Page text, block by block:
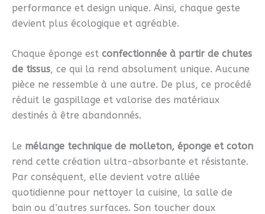
performance et design unique. Ainsi, chaque geste
devient plus écologique et agréable.
Chaque éponge est confectionnée à partir de chutes
de tissus, ce qui la rend absolument unique. Aucune
pièce ne ressemble à une autre. De plus, ce procédé
réduit le gaspillage et valorise des matériaux
destinés à être abandonnés.
Le mélange technique de molleton, éponge et coton
rend cette création ultra-absorbante et résistante.
Par conséquent, elle devient votre alliée
quotidienne pour nettoyer la cuisine, la salle de
bain ou d’autres surfaces. Son toucher doux